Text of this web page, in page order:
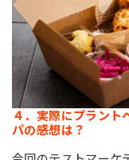
４．実際にプラント
パの感想は？